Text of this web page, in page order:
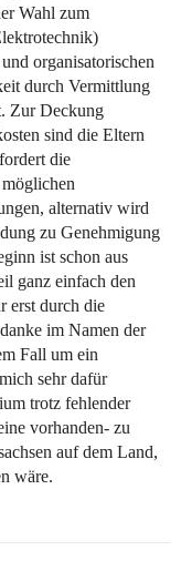
Wahl zum
organisatorischen
durch Vermittlung
Zur Deckung
sind die Eltern
die
alternativ wird
zu Genehmigung
ist schon aus
ganz einfach den
erst durch die
im Namen der
Fall um ein
sehr dafür
trotz fehlender
vorhanden- zu
auf dem Land,
wäre.